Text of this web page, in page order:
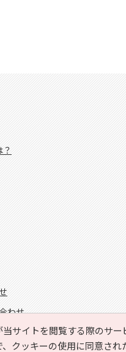
サイトを閲覧する際のサ
クッキーの使用に同意され
わせ